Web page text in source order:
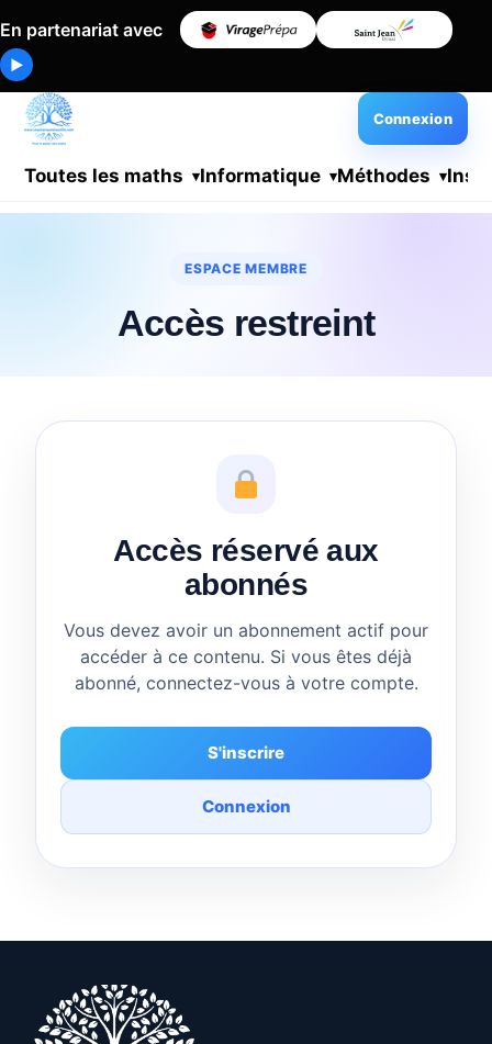
En partenariat avec
▶
Toutes les maths Informatique Méthodes
Connexion
ESPACE MEMBRE
Accès restreint
Accès réservé aux
abonnés
Vous devez avoir un abonnement actif pour
accéder à ce contenu. Si vous êtes déjà
abonné, connectez-vous à votre compte.
S'inscrire
Connexion